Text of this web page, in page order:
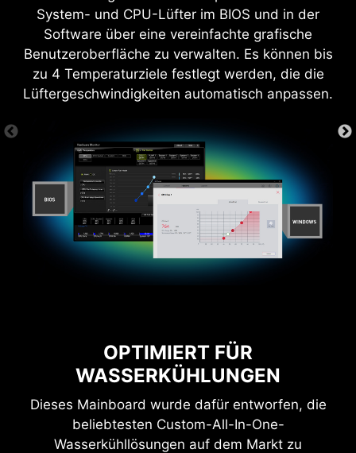
System- und CPU-Lüfter im BIOS und in der
Software über eine vereinfachte grafische
Benutzeroberfläche zu verwalten. Es können bis
zu 4 Temperaturziele festlegt werden, die die
Lüftergeschwindigkeiten automatisch anpassen.
OPTIMIERT FÜR
WASSERKÜHLUNGEN
Dieses Mainboard wurde dafür entworfen, die
beliebtesten Custom-All-In-One-
Wasserkühllösungen auf dem Markt zu
2oz Dicker Kupfer